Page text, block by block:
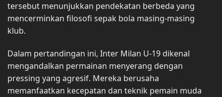
tersebut menunjukkan pendekatan berbeda yang
mencerminkan filosofi sepak bola masing-masing
klub.
Dalam pertandingan ini, Inter Milan U-19 dikenal
mengandalkan permainan menyerang dengan
pressing yang agresif. Mereka berusaha
memanfaatkan kecepatan dan teknik pemain muda